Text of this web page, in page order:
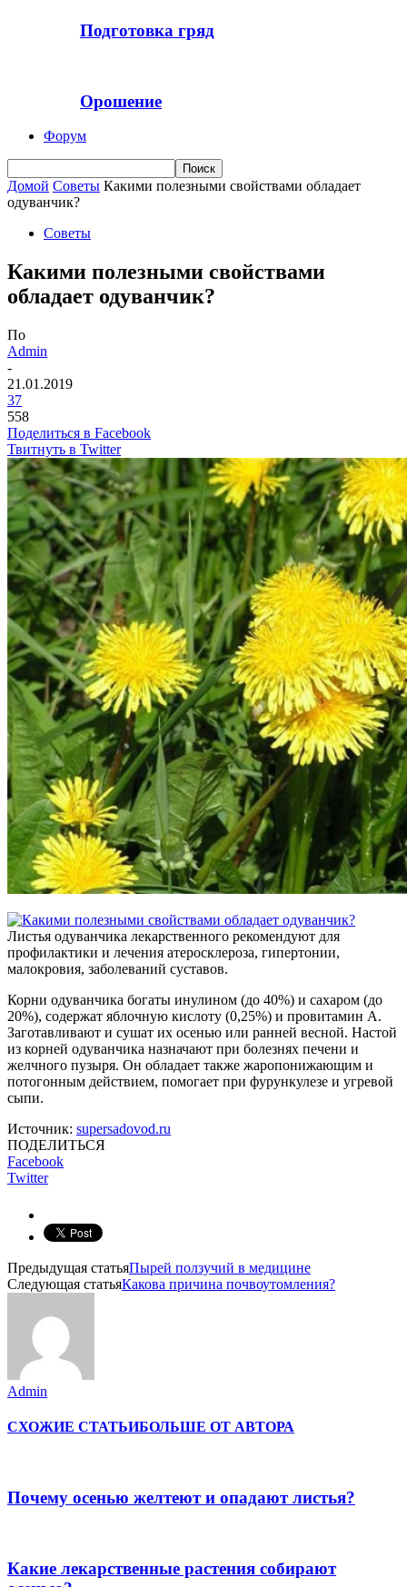
Подготовка гряд
Орошение
Форум
Домой Советы Какими полезными свойствами обладает
одуванчик?
Советы
Какими полезными свойствами
обладает одуванчик?
По
Admin
-
21.01.2019
37
558
Поделиться в Facebook
Твитнуть в Twitter
Листья одуванчика лекарственного рекомендуют для
профилактики и лечения атеросклероза, гипертонии,
малокровия, заболеваний суставов.
Корни одуванчика богаты инулином (до 40%) и сахаром (до
20%), содержат яблочную кислоту (0,25%) и провитамин А.
Заготавливают и сушат их осенью или ранней весной. Настой
из корней одуванчика назначают при болезнях печени и
желчного пузыря. Он обладает также жаропонижающим и
потогонным действием, помогает при фурункулезе и угревой
сыпи.
Источник: supersadovod.ru
ПОДЕЛИТЬСЯ
Facebook
Twitter
Предыдущая статьяПырей ползучий в медицине
Следующая статьяКакова причина почвоутомления?
Admin
СХОЖИЕ СТАТЬИБОЛЬШЕ ОТ АВТОРА
Почему осенью желтеют и опадают листья?
Какие лекарственные растения собирают